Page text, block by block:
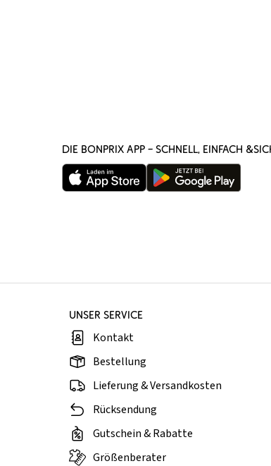
DIE BONPRIX APP – SCHNELL, EINFACH
UNSER SERVICE
Kontakt
Bestellung
Lieferung & Versandkosten
Rücksendung
Gutschein & Rabatte
Größenberater